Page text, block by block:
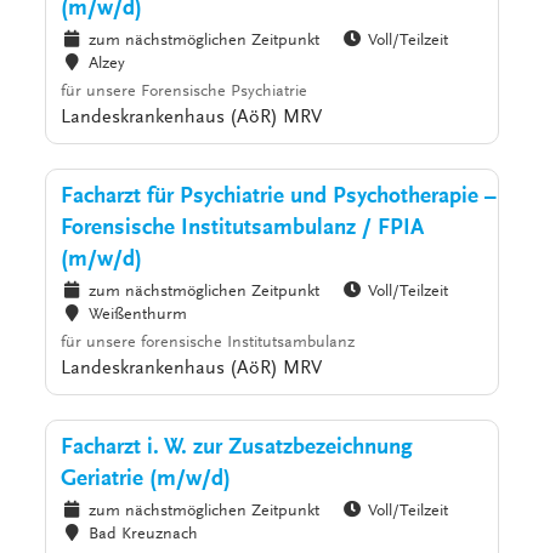
(m/w/d)
zum nächstmöglichen Zeitpunkt
Voll/Teilzeit
Alzey
für unsere Forensische Psychiatrie
Landeskrankenhaus (AöR) MRV
Facharzt für Psychiatrie und Psychotherapie –
Forensische Institutsambulanz / FPIA
(m/w/d)
zum nächstmöglichen Zeitpunkt
Voll/Teilzeit
Weißenthurm
für unsere forensische Institutsambulanz
Landeskrankenhaus (AöR) MRV
Facharzt i. W. zur Zusatzbezeichnung
Geriatrie (m/w/d)
zum nächstmöglichen Zeitpunkt
Voll/Teilzeit
Bad Kreuznach